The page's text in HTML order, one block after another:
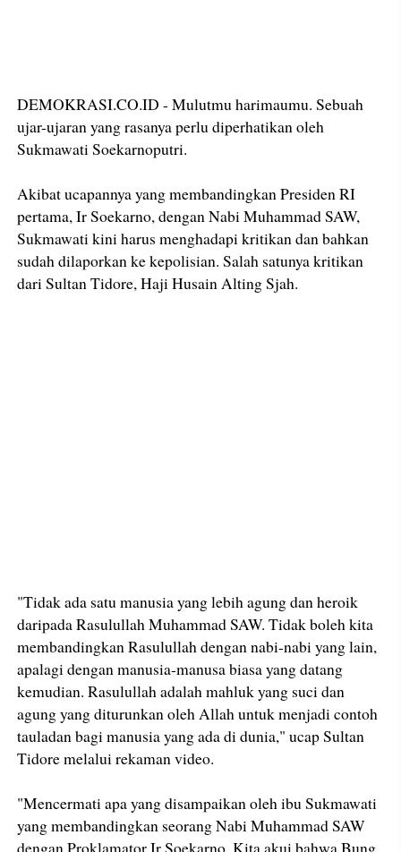
DEMOKRASI.CO.ID - Mulutmu harimaumu. Sebuah
ujar-ujaran yang rasanya perlu diperhatikan oleh
Sukmawati Soekarnoputri.
Akibat ucapannya yang membandingkan Presiden RI
pertama, Ir Soekarno, dengan Nabi Muhammad SAW,
Sukmawati kini harus menghadapi kritikan dan bahkan
sudah dilaporkan ke kepolisian. Salah satunya kritikan
dari Sultan Tidore, Haji Husain Alting Sjah.
"Tidak ada satu manusia yang lebih agung dan heroik
daripada Rasulullah Muhammad SAW. Tidak boleh kita
membandingkan Rasulullah dengan nabi-nabi yang lain,
apalagi dengan manusia-manusa biasa yang datang
kemudian. Rasulullah adalah mahluk yang suci dan
agung yang diturunkan oleh Allah untuk menjadi contoh
tauladan bagi manusia yang ada di dunia," ucap Sultan
Tidore melalui rekaman video.
"Mencermati apa yang disampaikan oleh ibu Sukmawati
yang membandingkan seorang Nabi Muhammad SAW